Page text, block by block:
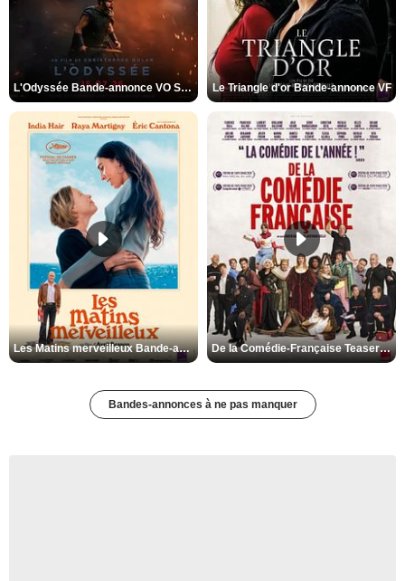
L'Odyssée Bande-annonce VO STFR Le Triangle d'or Bande-annonce VF
Les Matins merveilleux Bande-annonce VF De la Comédie-Française Teaser VF
Bandes-annonces à ne pas manquer